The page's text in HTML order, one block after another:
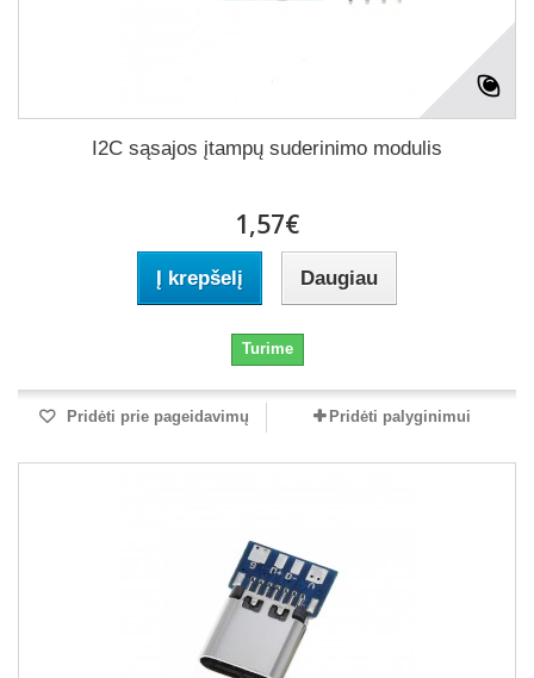
I2C sąsajos įtampų suderinimo modulis
1,57€
Į krepšelį Daugiau
Turime
Pridėti prie pageidavimų Pridėti palyginimui